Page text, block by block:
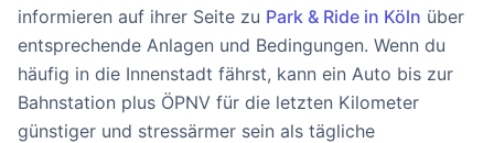
informieren auf ihrer Seite zu Park & Ride in Köln über
entsprechende Anlagen und Bedingungen. Wenn du
häufig in die Innenstadt fährst, kann ein Auto bis zur
Bahnstation plus ÖPNV für die letzten Kilometer
günstiger und stressärmer sein als tägliche